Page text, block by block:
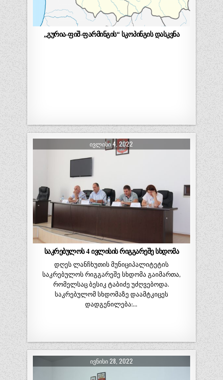
„გურია-ფიშ-ფარმინგის“ სკოპინგის დასკვნა
ᲘᲕᲚᲘᲡᲘ 4, 2022
საკრებულოს 4 ივლისის რიგგარეშე სხდომა
დღეს ლანჩხუთის მუნიციპალიტეტის
საკრებულოს რიგგარეშე სხდომა გაიმართა,
რომელსაც ბესიკ ტაბიძე უძღვებოდა.
საკრებულომ სხდომაზე დაამტკიცეს
დადგენილება:…
ᲘᲕᲜᲘᲡᲘ 28, 2022